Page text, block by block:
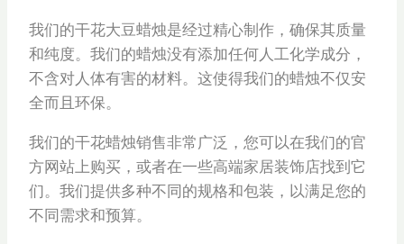
我们的干花大豆蜡烛是经过精心制作，确保其质量
和纯度。我们的蜡烛没有添加任何人工化学成分，
不含对人体有害的材料。这使得我们的蜡烛不仅安
全而且环保。
我们的干花蜡烛销售非常广泛，您可以在我们的官
方网站上购买，或者在一些高端家居装饰店找到它
们。我们提供多种不同的规格和包装，以满足您的
不同需求和预算。